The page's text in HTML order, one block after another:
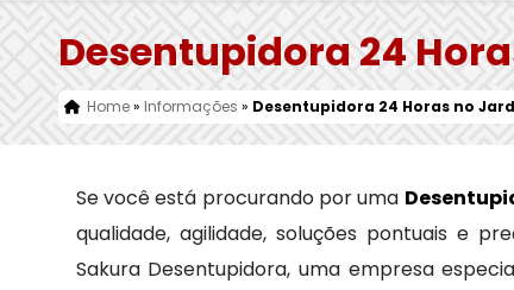
Desentupidora 24
Home» Informações » Desentupidora 24 Horas no
Se você está procurando por uma
qualidade, agilidade, soluções pontuais e
Sakura Desentupidora, uma empresa